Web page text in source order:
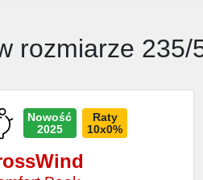
rozmiarze 235/
Nowość
2025
Raty
10x0%